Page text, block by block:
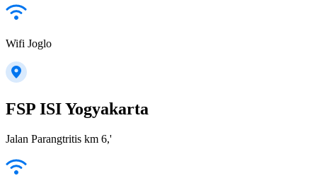
Wifi Joglo
FSP ISI Yogyakarta
Jalan Parangtritis km 6,'